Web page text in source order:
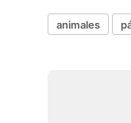
animales